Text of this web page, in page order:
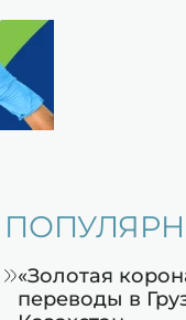
«Золотая
переводы в